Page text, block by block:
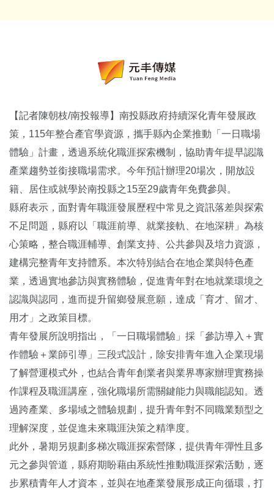
【記者陳朝枝/南投報導】南投縣政府持續深化青年發展政
策，115年整合產官學資源，攜手縣內企業推動「一日職場
體驗」計畫，透過系統化職涯探索機制，協助青年提早認識
產業趨勢並銜接職場需求。今年預計辦理20場次，開放設
籍、居住或就學於南投縣之15至29歲青年免費參與。
縣府表示，面對青年職涯發展歷程中常見之資訊落差與探索
不足問題，縣府以「職涯前導、就業接軌、在地深耕」為核
心策略，整合職涯輔導、創業支持、公共參與及培力資源，
建構完整青年支持體系。本次特別結合在地企業與特色產
業，透過實地參訪與實務體驗，促進青年對在地就業環境之
認識與認同，進而提升留鄉發展意願，達成「育才、留才、
用才」之政策目標。
青年發展所說明指出，「一日職場體驗」採「參訪導入＋實
作體驗＋業師引導」三段式設計，除安排青年進入企業現場
了解營運模式外，也結合青年創業者與業界專家辦理實務操
作課程及職涯講座，強化職場所需關鍵能力與職能認知。透
過跨產業、多場域之體驗規劃，提升青年對不同職業類型之
理解深度，並促進未來職涯決策之精準度。
此外，暑期另規劃多梯次職涯探索營隊，提供青年彈性且多
元之參與管道，縣府期盼藉由系統性推動職涯探索活動，逐
步累積青年人才資本，並與在地產業發展形成正向循環，打